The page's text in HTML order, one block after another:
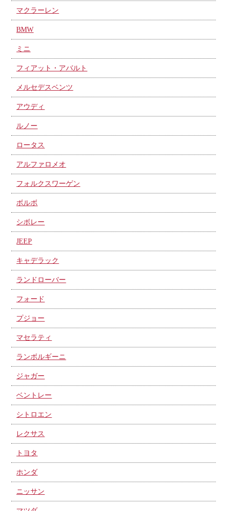
マクラーレン
BMW
ミニ
フィアット・アバルト
メルセデスベンツ
アウディ
ルノー
ロータス
アルファロメオ
フォルクスワーゲン
ボルボ
シボレー
JEEP
キャデラック
ランドローバー
フォード
プジョー
マセラティ
ランボルギーニ
ジャガー
ベントレー
シトロエン
レクサス
トヨタ
ホンダ
ニッサン